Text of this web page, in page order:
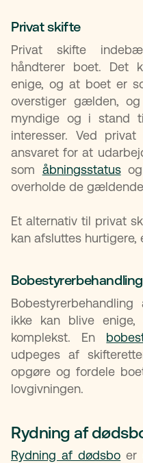
Privat skifte
Privat skifte
håndterer boet. Det
enige, og at boet er
overstiger gælden,
myndige og i stand
interesser. Ved
ansvaret for at
som åbningsstatusog
overholde de
Et alternativ til privat
kan afsluttes hurtigere,
Bobestyrerbehandling
ikke kan blive
komplekst. En
udpeges af
opgøre og fordele
lovgivningen.
Rydning af
Rydning af dødsbo er